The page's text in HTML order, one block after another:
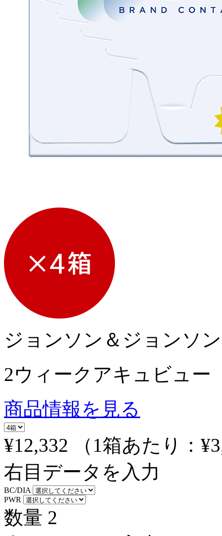
ジョンソン＆ジョンソン
2ウィークアキュビュー
商品情報を見る
¥12,332
（1箱あたり：
右目データを入力
BC/DIA
PWR
数量 2